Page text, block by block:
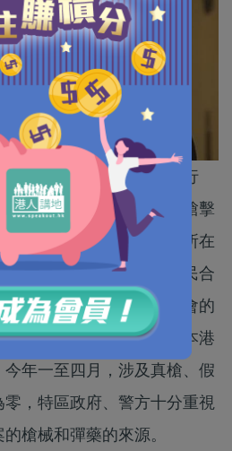
隊在啟晴邨槍擊案迅速行
表示，上星期六啟晴邨槍擊
行動，短時間鎖定疑兇所在
事件。梁一方面感謝居民合
解，又表揚警隊服務社會的
，香港治安十分良好，本港
年一至四月，涉及真槍、假
，特區政府、警方十分重視
槍械和彈藥的來源。